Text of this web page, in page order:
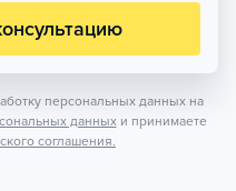
персональных данных на
данных и принимаете
соглашения.